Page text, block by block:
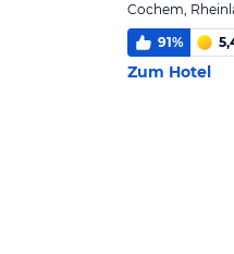
Cochem,
91%
Zum Hotel